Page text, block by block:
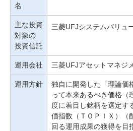
名
主な投資
対象の
投資信託
三菱UFJシステムバリュ
運用会社 三菱UFJアセットマネジ
運用方針
独自に開発した「理論価
って本来あるべき価格（
度に着目し銘柄を選定す
価指数（ＴＯＰＩＸ）（
回る運用成果の獲得を目